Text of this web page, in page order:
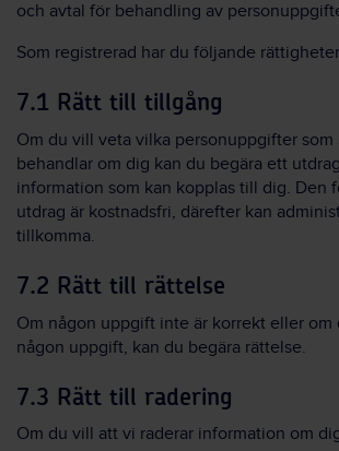
och avtal för behandling av
Som registrerad har du följande
7.1 Rätt till tillgång
Om du vill veta vilka personuppgifter som
behandlar om dig kan du begära ett
information som kan kopplas till dig. Den
utdrag är kostnadsfri, därefter kan
tillkomma.
7.2 Rätt till rättelse
Om någon uppgift inte är korrekt eller om
någon uppgift, kan du begära rättelse.
7.3 Rätt till radering
Om du vill att vi raderar information om